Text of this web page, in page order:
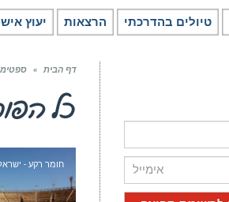
טיולים בהדרכתי הרצאות יעוץ
דף הבית »
כל
חומר רקע -